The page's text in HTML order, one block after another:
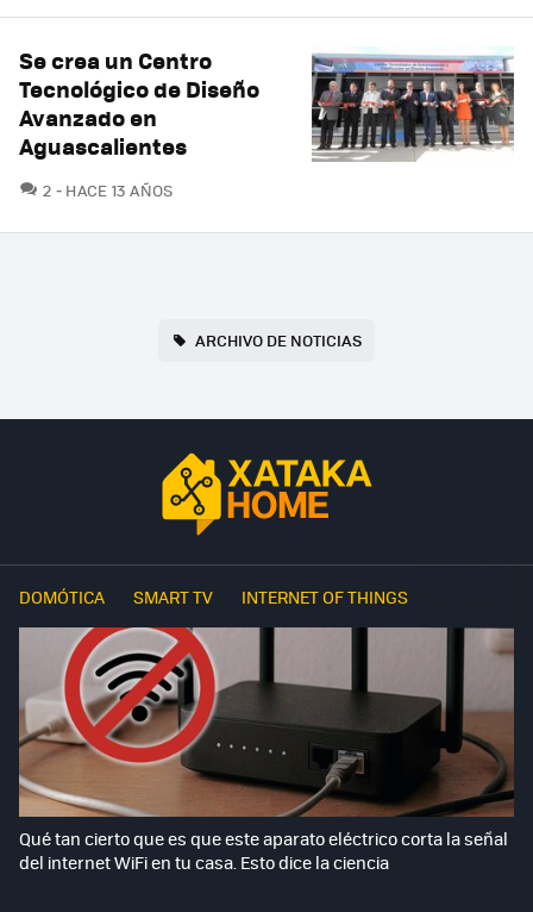
Se crea un Centro
Tecnológico de Diseño
Avanzado en
Aguascalientes
2 COMENTARIOS
HACE 13 AÑOS
ARCHIVO DE NOTICIAS
DOMÓTICA SMART TV INTERNET OF THINGS
Qué tan cierto que es que este aparato eléctrico corta la señal
del internet WiFi en tu casa. Esto dice la ciencia